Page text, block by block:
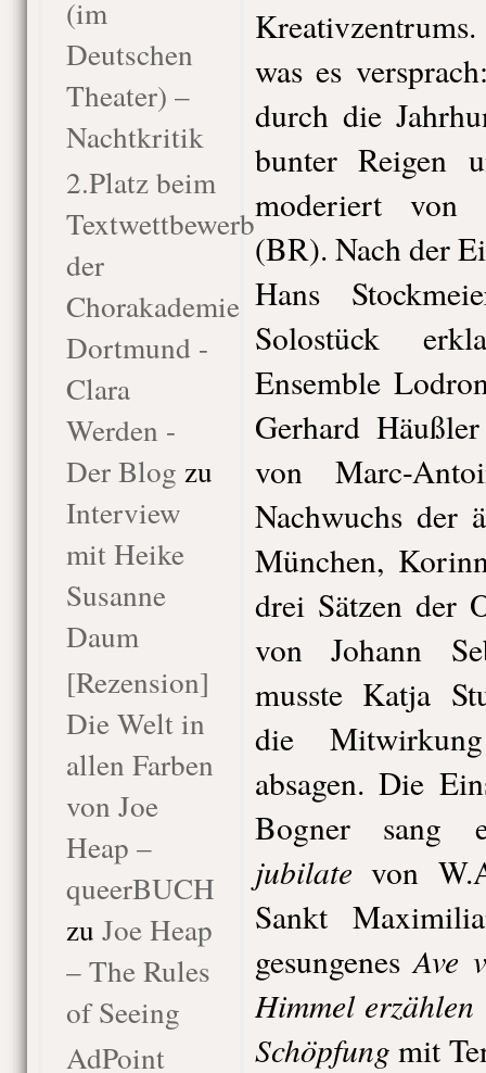
(im
Deutschen
Theater) –
Nachtkritik
2.Platz beim
Textwettbewerb
der
Chorakademie
Dortmund -
Clara
Werden -
Der Blog zu
Interview
mit Heike
Susanne
Daum
[Rezension]
Die Welt in
allen Farben
von Joe
Heap –
queerBUCH
zu Joe Heap
– The Rules
of Seeing
AdPoint
was es
durch die
bunter Reigen
moderiert von
(BR). Nach der
Hans
Solostück
Ensemble
Gerhard
von Marc-
Nachwuchs der
München,
drei Sätzen der
von Johann
musste Katja
die
absagen. Die
Bogner
jubilate von
Sankt
gesungenesAve
Himmel erzählen
Schöpfung mit